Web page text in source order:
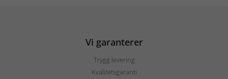
Vi garanterer
Trygg levering
Kvalitetsgaranti